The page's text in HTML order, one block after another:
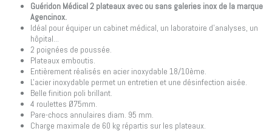
Guéridon Médical 2 plateaux avec ou sans galeries inox de la marque
Agencinox.
Idéal pour équiper un cabinet médical, un laboratoire d'analyses, un
hôpital...
2 poignées de poussée.
Plateaux emboutis.
Entièrement réalisés en acier inoxydable 18/10ème.
L'acier inoxydable permet un entretien et une désinfection aisée.
Belle finition poli brillant.
4 roulettes Ø75mm.
Pare-chocs annulaires diam. 95 mm.
Charge maximale de 60 kg répartis sur les plateaux.